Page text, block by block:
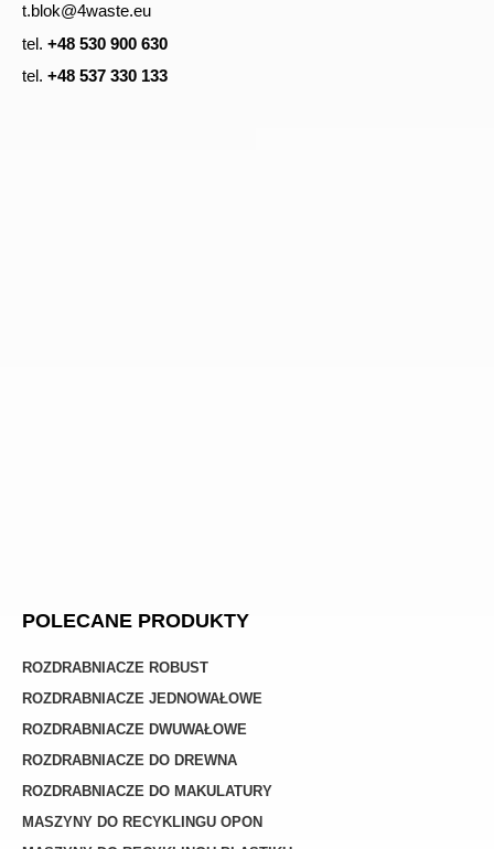
t.blok@4waste.eu
tel. +48 530 900 630
tel. +48 537 330 133
POLECANE PRODUKTY
ROZDRABNIACZE ROBUST
ROZDRABNIACZE JEDNOWAŁOWE
ROZDRABNIACZE DWUWAŁOWE
ROZDRABNIACZE DO DREWNA
ROZDRABNIACZE DO MAKULATURY
MASZYNY DO RECYKLINGU OPON